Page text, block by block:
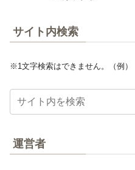
サイト内検索
※1文字検索はできません。（例）
運営者